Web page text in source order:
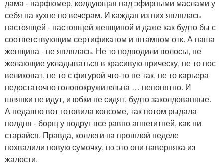
дама - парфюмер, колдующая над эфирными маслами у
себя на кухне по вечерам. И каждая из них являлась
настоящей - настоящей женщиной и даже как будто бы с
соответствующим сертификатом и штампом отк. А наша
женщина - не являлась. Не то подводили волосы, не
желающие укладываться в красивую прическу, не то нос
великоват, не то с фигурой что-то не так, не то карьера
недостаточно головокружительна … непонятно. И
шляпки не идут, и юбки не сидят, будто заколдованные.
А недавно вот готовила консоме, так потом рыдала
полдня - борщ у подруг все равно аппетитней, как ни
старайся. Правда, коллеги на прошлой неделе
похвалили новую сумочку, но это они наверняка из
жалости.